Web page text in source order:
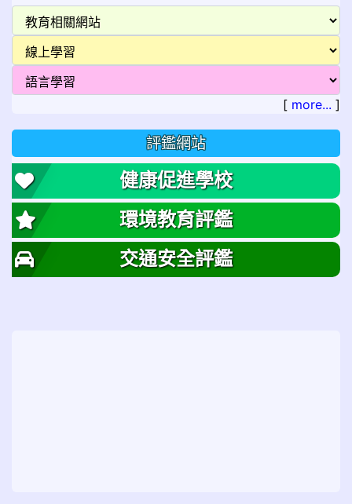
[ more... ]
評鑑網站
健康促進學校
環境教育評鑑
交通安全評鑑